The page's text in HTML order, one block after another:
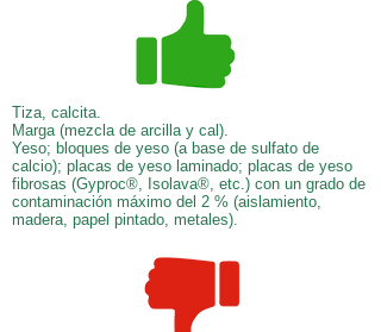
Tiza, calcita.
Marga (mezcla de arcilla y cal).
Yeso; bloques de yeso (a base de sulfato de
calcio); placas de yeso laminado; placas de yeso
fibrosas (Gyproc®, Isolava®, etc.) con un grado de
contaminación máximo del 2 % (aislamiento,
madera, papel pintado, metales).